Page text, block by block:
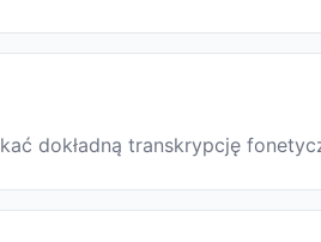
dokładną transkrypcję